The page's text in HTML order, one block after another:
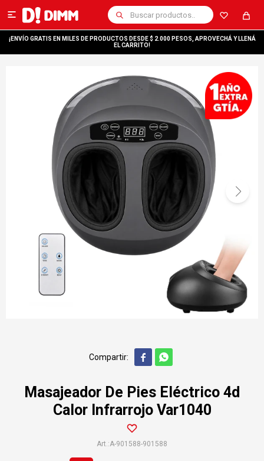

¡ENVÍO GRATIS EN MILES DE PRODUCTOS DESDE $ 2.000 PESOS, APROVECHÁ Y LLENÁ
EL CARRITO!
 
Masajeador De Pies Eléctrico 4d
Calor Infrarrojo Var1040
A-901588-901588